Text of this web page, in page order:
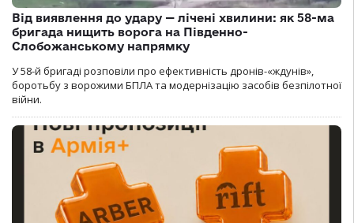
Від виявлення до удару — лічені хвилини: як 58-ма
бригада нищить ворога на Південно-
Слобожанському напрямку
У 58-й бригаді розповіли про ефективність дронів-«ждунів»,
боротьбу з ворожими БПЛА та модернізацію засобів безпілотної
війни.